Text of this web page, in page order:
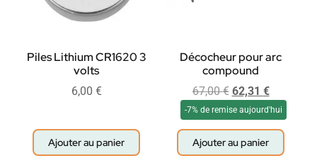
Piles Lithium CR1620 3
volts
6,00 €
Ajouter au panier
Décocheur pour arc
compound
67,00€ 62,31 €
-7% de remise aujourd'hui
Ajouter au panier